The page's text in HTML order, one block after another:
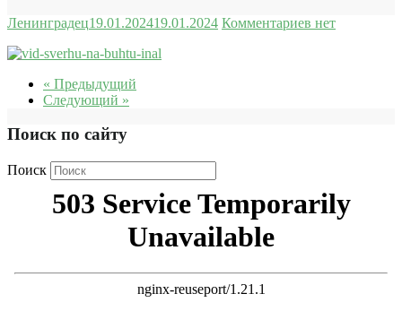
Ленинградец19.01.202419.01.2024 Комментариев нет
« Предыдущий
Следующий »
Поиск по сайту
Поиск